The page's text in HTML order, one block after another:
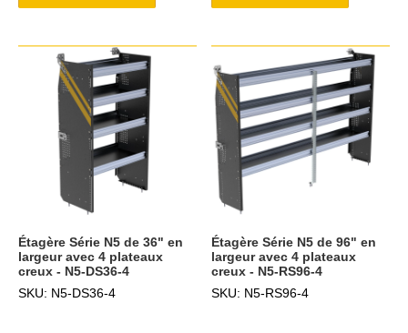
Étagère Série N5 de 36" en
largeur avec 4 plateaux
creux - N5-DS36-4
SKU: N5-DS36-4
Étagère Série N5 de 96" en
largeur avec 4 plateaux
creux - N5-RS96-4
SKU: N5-RS96-4